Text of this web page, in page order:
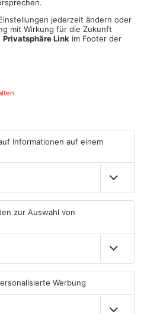
ANZEIGE
Mercedes erfasst
07.08.2026, 07:52 UHR IN
ASCHAFFENBURG